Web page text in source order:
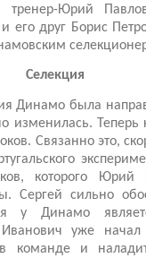
Юрий
его друг Борис
Селекция
Динамо была
изменилась.
Связанно это,
которого
Сергей сильно
у Динамо
уже начал
команде и